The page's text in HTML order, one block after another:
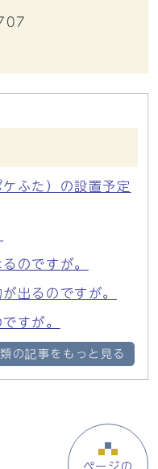
ふた）の設置予定
のですが。
出るのですが。
すが。
の記事をもっと見る
ページの